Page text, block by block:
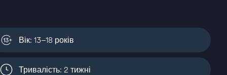
Вік: 13–18 років
Тривалість: 2 тижні